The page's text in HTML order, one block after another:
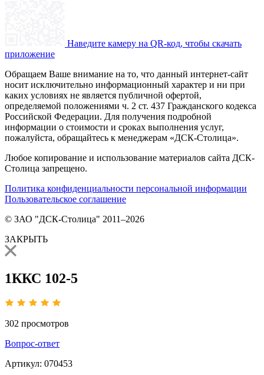
Наведите камеру на QR-код, чтобы скачать
приложение
Обращаем Ваше внимание на то, что данный интернет-сайт
носит исключительно информационный характер и ни при
каких условиях не является публичной офертой,
определяемой положениями ч. 2 ст. 437 Гражданского кодекса
Российской Федерации. Для получения подробной
информации о стоимости и сроках выполнения услуг,
пожалуйста, обращайтесь к менеджерам «ДСК-Столица».
Любое копирование и использование материалов сайта ДСК-
Столица запрещено.
Политика конфиденциальности персональной информации
Пользовательское соглашение
© ЗАО "ДСК-Столица" 2011–2026
ЗАКРЫТЬ
1ККС 102-5
302 просмотров
Вопрос-ответ
Артикул: 070453